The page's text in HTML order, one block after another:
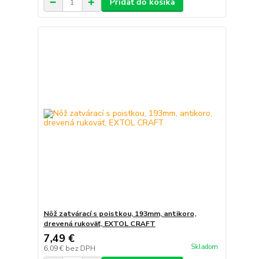
Pridať do košíka
Nôž zatvárací s poistkou, 193mm, antikoro,
drevená rukoväť, EXTOL CRAFT
7,49 €
6,09 € bez DPH Skladom